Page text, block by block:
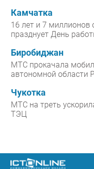
Камчатка
16 лет и 7
празднует День
Биробиджан
МТС прокачала
автономной области
Чукотка
МТС на треть
ТЭЦ